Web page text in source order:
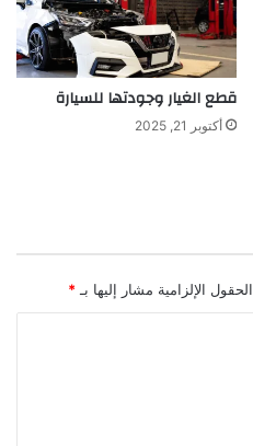
قطع الغيار وجودتها للسيارة
أكتوبر 21, 2025
الحقول الإلزامية مشار إليها بـ *